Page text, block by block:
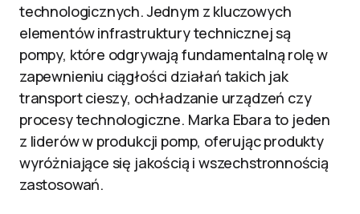
technologicznych. Jednym z kluczowych
elementów infrastruktury technicznej są
pompy, które odgrywają fundamentalną rolę w
zapewnieniu ciągłości działań takich jak
transport cieszy, ochładzanie urządzeń czy
procesy technologiczne. Marka Ebara to jeden
z liderów w produkcji pomp, oferując produkty
wyróżniające się jakością i wszechstronnością
zastosowań.